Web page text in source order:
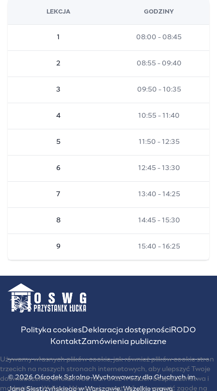
LEKCJA GODZINY
1 08:00 - 08:45
2 08:55 - 09:40
3 09:50 - 10:35
4 10:55 - 11:40
5 11:50 - 12:35
6 12:45 - 13:30
7 13:40 - 14:25
8 14:45 - 15:30
9 15:40 - 16:25
Polityka cookiesDeklaracja dostępności RODO
KontaktZamówienia publiczne
© 2026 Ośrodek Szkolno-Wychowawczy dla Głuchych im.
Jana Siestrzyńskiego w Warszawie. Wszelkie prawa
Używamy własnych plików cookie, jak również plików cookie stron
trzecich na naszych stronach internetowych, aby ulepszyć Twoje
doświadczenia, analizować ruch oraz w celach bezpieczeństwa i
marketingu. Wybierz "Akceptuj wszystkie", aby wyrazić zgodę na